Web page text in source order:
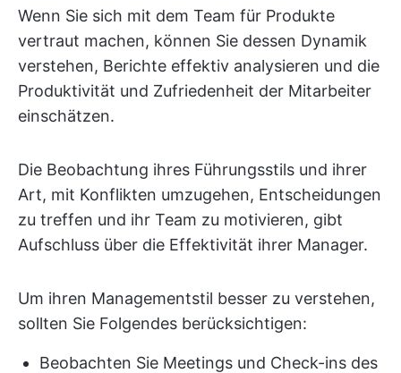
Wenn Sie sich mit dem Team für Produkte
vertraut machen, können Sie dessen Dynamik
verstehen, Berichte effektiv analysieren und die
Produktivität und Zufriedenheit der Mitarbeiter
einschätzen.
Die Beobachtung ihres Führungsstils und ihrer
Art, mit Konflikten umzugehen, Entscheidungen
zu treffen und ihr Team zu motivieren, gibt
Aufschluss über die Effektivität ihrer Manager.
Um ihren Managementstil besser zu verstehen,
sollten Sie Folgendes berücksichtigen:
Beobachten Sie Meetings und Check-ins des